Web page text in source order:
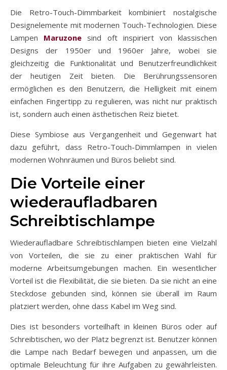
Die Retro-Touch-Dimmbarkeit kombiniert nostalgische
Designelemente mit modernen Touch-Technologien. Diese
Lampen Maruzone sind oft inspiriert von klassischen
Designs der 1950er und 1960er Jahre, wobei sie
gleichzeitig die Funktionalität und Benutzerfreundlichkeit
der heutigen Zeit bieten. Die Berührungssensoren
ermöglichen es den Benutzern, die Helligkeit mit einem
einfachen Fingertipp zu regulieren, was nicht nur praktisch
ist, sondern auch einen ästhetischen Reiz bietet.
Diese Symbiose aus Vergangenheit und Gegenwart hat
dazu geführt, dass Retro-Touch-Dimmlampen in vielen
modernen Wohnräumen und Büros beliebt sind.
Die Vorteile einer
wiederaufladbaren
Schreibtischlampe
Wiederaufladbare Schreibtischlampen bieten eine Vielzahl
von Vorteilen, die sie zu einer praktischen Wahl für
moderne Arbeitsumgebungen machen. Ein wesentlicher
Vorteil ist die Flexibilität, die sie bieten. Da sie nicht an eine
Steckdose gebunden sind, können sie überall im Raum
platziert werden, ohne dass Kabel im Weg sind.
Dies ist besonders vorteilhaft in kleinen Büros oder auf
Schreibtischen, wo der Platz begrenzt ist. Benutzer können
die Lampe nach Bedarf bewegen und anpassen, um die
optimale Beleuchtung für ihre Aufgaben zu gewährleisten.